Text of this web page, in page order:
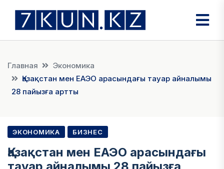
Главная
Экономика
Қазақстан мен ЕАЭО арасындағы тауар айналымы
28 пайызға артты
ЭКОНОМИКА БИЗНЕС
Қазақстан мен ЕАЭО арасындағы